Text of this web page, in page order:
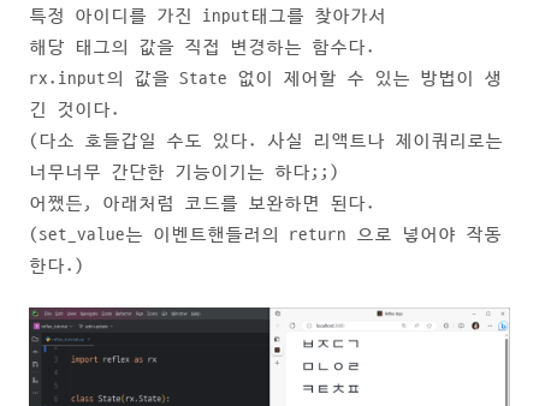
특정 아이디를 가진 input태그를 찾아가서
해당 태그의 값을 직접 변경하는 함수다.
rx.input의 값을 State 없이 제어할 수 있는 방법이 생
긴 것이다.
(다소 호들갑일 수도 있다. 사실 리액트나 제이쿼리로는
너무너무 간단한 기능이기는 하다;;)
어쨌든, 아래처럼 코드를 보완하면 된다.
(set_value는 이벤트핸들러의 return 으로 넣어야 작동
한다.)